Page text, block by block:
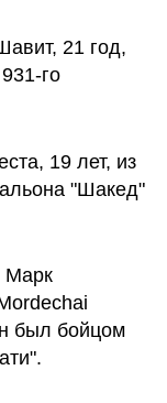
21 год,
го
19 лет, из
"Шакед"
Марк
был бойцом